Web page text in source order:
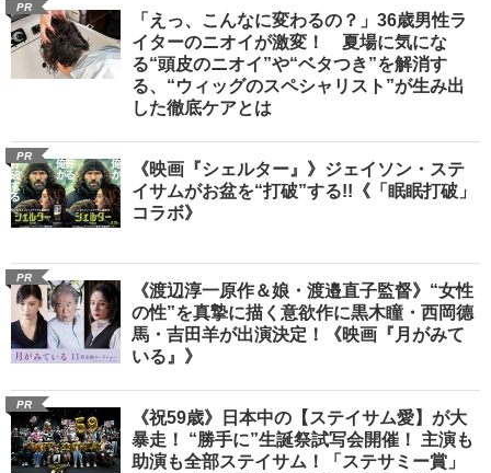
PR
「えっ、こんなに変わるの？」36歳男性ラ
イターのニオイが激変！ 夏場に気にな
る“頭皮のニオイ”や“ベタつき”を解消す
る、“ウィッグのスペシャリスト”が生み出
した徹底ケアとは
PR
《映画『シェルター』》ジェイソン・ステ
イサムがお盆を“打破”する!!《「眠眠打破」
コラボ》
PR
《渡辺淳一原作＆娘・渡邉直子監督》“女性
の性”を真摯に描く意欲作に黒木瞳・西岡德
馬・吉田羊が出演決定！《映画『月がみて
いる』》
PR
《祝59歳》日本中の【ステイサム愛】が大
暴走！ “勝手に”生誕祭試写会開催！ 主演も
助演も全部ステイサム！「ステサミー賞」